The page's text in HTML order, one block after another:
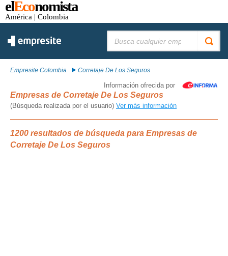
elEconomista
América | Colombia
Empresite Colombia Corretaje De Los Seguros
Información ofrecida por
Empresas de Corretaje De Los Seguros
(Búsqueda realizada por el usuario) Ver más información
1200 resultados de búsqueda para Empresas de
Corretaje De Los Seguros